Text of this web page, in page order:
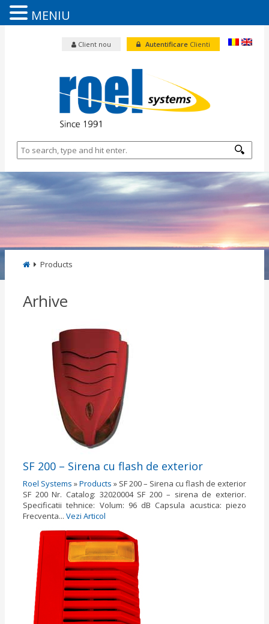
Autentificare Clienti
Client nou
Products
Arhive
SF 200 – Sirena cu flash de exterior
Roel Systems »Products » SF 200 – Sirena cu flash de exterior
SF 200 Nr. Catalog: 32020004 SF 200 – sirena de exterior.
Specificatii tehnice: Volum: 96 dB Capsula acustica: piezo
Frecventa... Vezi Articol
MENIU